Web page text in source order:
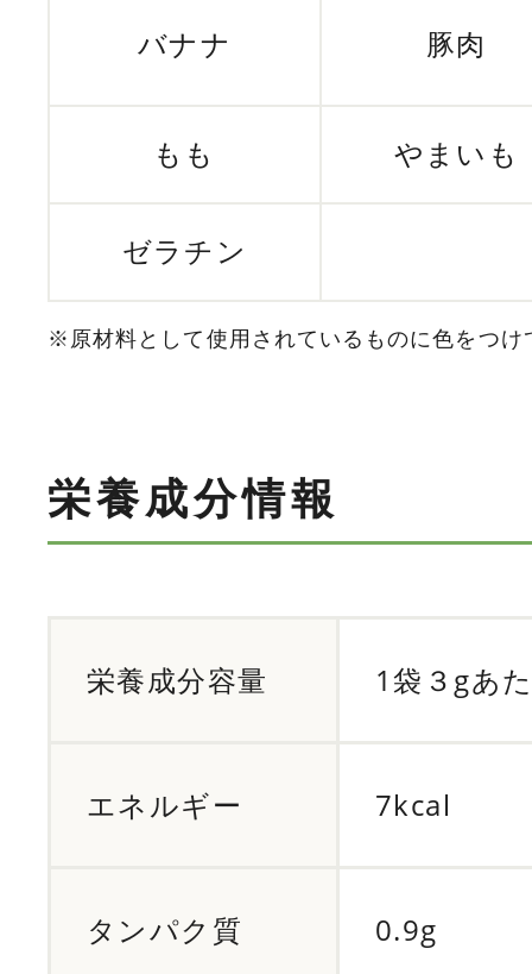
バナナ 豚肉
もも やまいも
ゼラチン
※原材料として使用されているものに色をつけ
栄養成分情報
栄養成分容量 1袋３gあ
エネルギー 7kcal
タンパク質 0.9g